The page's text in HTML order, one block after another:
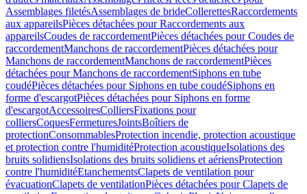
Assemblages filetésAssemblages de brideCollerettesRaccordements
aux appareilsPièces détachées pour Raccordements aux
appareilsCoudes de raccordementPièces détachées pour Coudes de
raccordementManchons de raccordementPièces détachées pour
Manchons de raccordementManchons de raccordementPièces
détachées pour Manchons de raccordementSiphons en tube
coudéPièces détachées pour Siphons en tube coudéSiphons en
forme d'escargotPièces détachées pour Siphons en forme
d'escargotAccessoiresColliersFixations pour
colliersCoquesFermeturesJointsBoîtiers de
protectionConsommablesProtection incendie, protection acoustique
et protection contre l'humiditéProtection acoustiqueIsolations des
bruits solidiensIsolations des bruits solidiens et aériensProtection
contre l'humiditéEtanchementsClapets de ventilation pour
évacuationClapets de ventilationPièces détachées pour Clapets de